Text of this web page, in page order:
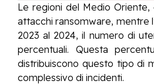
Le regioni del Medio Oriente,
attacchi ransomware, mentre
2023 al 2024, il numero di
percentuali. Questa
distribuiscono questo tipo di
complessivo di incidenti.